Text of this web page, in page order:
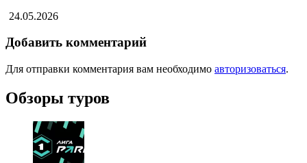
24.05.2026
Добавить комментарий
Для отправки комментария вам необходимо авторизоваться.
Обзоры туров